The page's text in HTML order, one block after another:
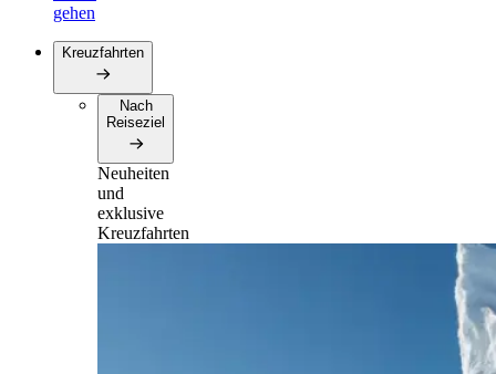
gehen
Kreuzfahrten
Nach
Reiseziel
Neuheiten
und
exklusive
Kreuzfahrten